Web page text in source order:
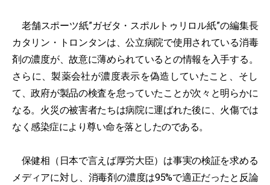
老舗スポーツ紙”ガゼタ・スポルトゥリロル紙”の編集長
カタリン・トロンタンは、公立病院で使用されている消毒
剤の濃度が、故意に薄められているとの情報を入手する。
さらに、製薬会社が濃度表示を偽造していたこと、そし
て、政府が製品の検査を怠っていたことが次々と明らかに
なる。火災の被害者たちは病院に運ばれた後に、火傷では
なく感染症により尊い命を落としたのである。
保健相（日本で言えば厚労大臣）は事実の検証を求める
メディアに対し、消毒剤の濃度は95%で適正だったと反論